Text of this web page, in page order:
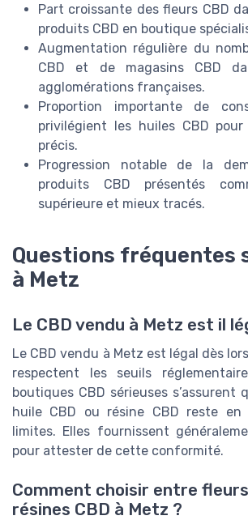
Part croissante des fleurs CBD
produits CBD en boutique
Augmentation régulière du
CBD et de magasins CBD
agglomérations françaises.
Proportion importante de
privilégient les huiles CBD
précis.
Progression notable de la
produits CBD présentés
supérieure et mieux tracés.
Questions fréquentes
à Metz
Le CBD vendu à Metz est il
Le CBD vendu à Metz est légal dès
respectent les seuils
boutiques CBD sérieuses s’assurent
huile CBD ou résine CBD reste en
limites. Elles fournissent
pour attester de cette conformité.
Comment choisir entre
résines CBD à Metz ?